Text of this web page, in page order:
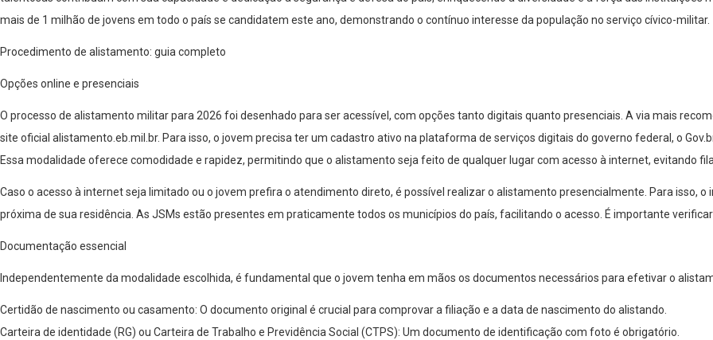
mais de 1 milhão de jovens em todo o país se candidatem este ano, demonstrando o contínuo interesse da população no serviço cívico-militar.
Procedimento de alistamento: guia completo
Opções online e presenciais
O processo de alistamento militar para 2026 foi desenhado para ser acessível, com opções tanto digitais quanto presenciais. A via mais
site oficial alistamento.eb.mil.br. Para isso, o jovem precisa ter um cadastro ativo na plataforma de serviços digitais do governo federal, o
Essa modalidade oferece comodidade e rapidez, permitindo que o alistamento seja feito de qualquer lugar com acesso à internet, evitando
Caso o acesso à internet seja limitado ou o jovem prefira o atendimento direto, é possível realizar o alistamento presencialmente. Para isso,
próxima de sua residência. As JSMs estão presentes em praticamente todos os municípios do país, facilitando o acesso. É importante
Documentação essencial
Independentemente da modalidade escolhida, é fundamental que o jovem tenha em mãos os documentos necessários para efetivar o
Certidão de nascimento ou casamento: O documento original é crucial para comprovar a filiação e a data de nascimento do alistando.
Carteira de identidade (RG) ou Carteira de Trabalho e Previdência Social (CTPS): Um documento de identificação com foto é obrigatório.